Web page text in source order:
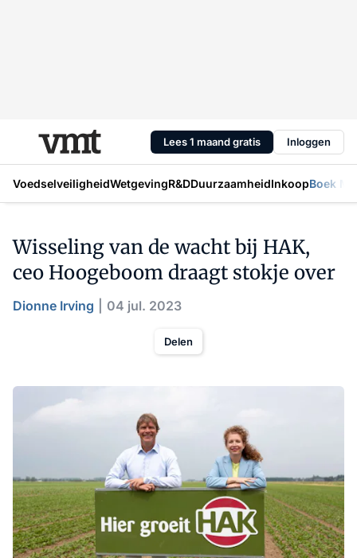
Lees 1 maand gratis Inloggen
VoedselveiligheidWetgevingR&DDuurzaamheidInkoopBoek
Wisseling van de wacht bij HAK,
ceo Hoogeboom draagt stokje over
Dionne Irving 04 jul. 2023
Delen